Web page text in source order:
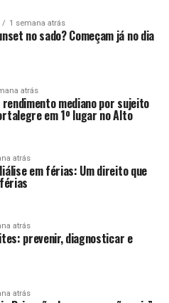
1 semana atrás
no sado? Começam já no dia
atrás
rendimento mediano por sujeito
em 1º lugar no Alto
atrás
em férias: Um direito que
atrás
prevenir, diagnosticar e
atrás